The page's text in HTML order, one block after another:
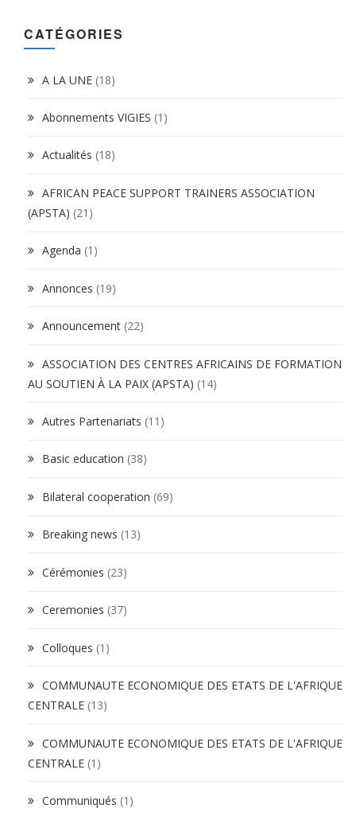
CATÉGORIES
A LA UNE (18)
Abonnements VIGIES (1)
Actualités (18)
AFRICAN PEACE SUPPORT TRAINERS ASSOCIATION
(APSTA) (21)
Agenda (1)
Annonces (19)
Announcement (22)
ASSOCIATION DES CENTRES AFRICAINS DE FORMATION
AU SOUTIEN À LA PAIX (APSTA) (14)
Autres Partenariats (11)
Basic education (38)
Bilateral cooperation (69)
Breaking news (13)
Cérémonies (23)
Ceremonies (37)
Colloques (1)
COMMUNAUTE ECONOMIQUE DES ETATS DE L'AFRIQUE
CENTRALE (13)
COMMUNAUTE ECONOMIQUE DES ETATS DE L'AFRIQUE
CENTRALE (1)
Communiqués (1)